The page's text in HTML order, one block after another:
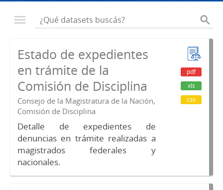
Estado de expedientes
en trámite de la
Comisión de Disciplina
Consejo de la Magistratura de la Nación,
Comisión de Disciplina
Detalle de expedientes de
denuncias en trámite realizadas a
magistrados federales y
nacionales.
pdf
xls
csv